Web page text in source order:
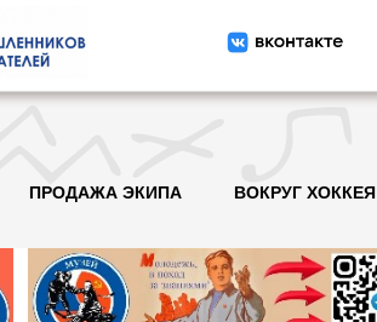
ПРОДАЖА ЭКИПА ВОКРУГ ХОККЕЯ